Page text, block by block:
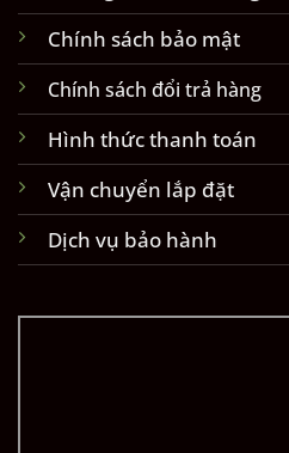
Chính sách bảo mật
Chính sách đổi trả hàng
Hình thức thanh toán
Vận chuyển lắp đặt
Dịch vụ bảo hành